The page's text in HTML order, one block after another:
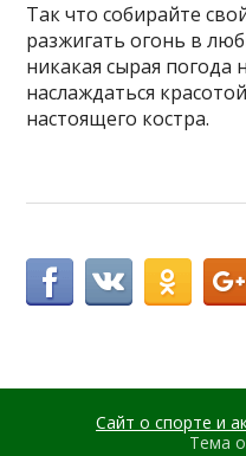
Так что собирайте
разжигать огонь в
никакая сырая
наслаждаться
настоящего костра.
Сайт о спорте и
Тема